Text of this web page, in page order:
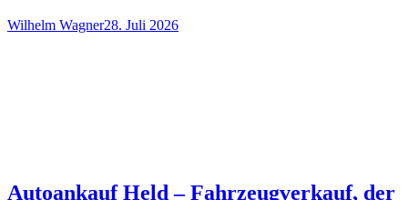
Wilhelm Wagner28. Juli 2026
Autoankauf Held – Fahrzeugverkauf, der